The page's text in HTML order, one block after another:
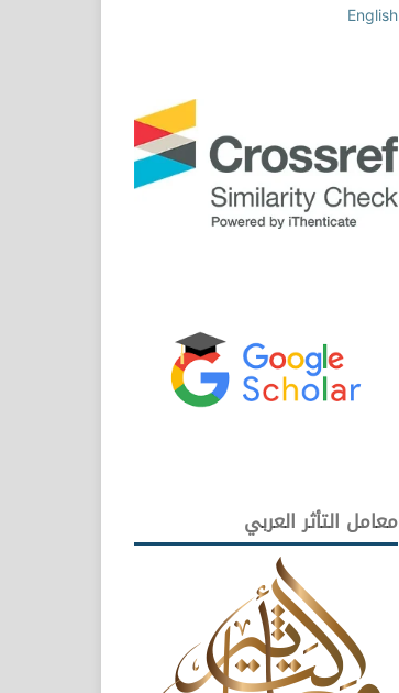
English
معامل التأثر العربي